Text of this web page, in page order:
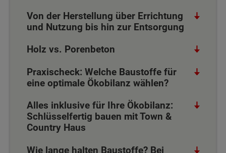
Von der Herstellung über Errichtung
und Nutzung bis hin zur Entsorgung
Holz vs. Porenbeton
Praxischeck: Welche Baustoffe für
eine optimale Ökobilanz wählen?
Alles inklusive für Ihre Ökobilanz:
Schlüsselfertig bauen mit Town &
Country Haus
Wie lange halten Baustoffe? Bei